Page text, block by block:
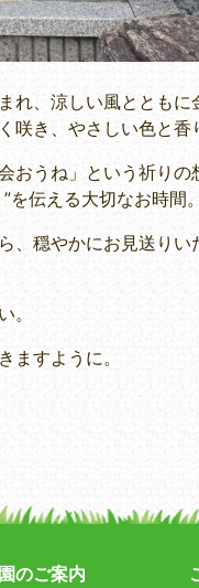
、涼しい風とともに
き、やさしい色と香
うね」という祈りの
伝える大切なお時間。
穏やかにお見送りい
。
ますように。
のご案内